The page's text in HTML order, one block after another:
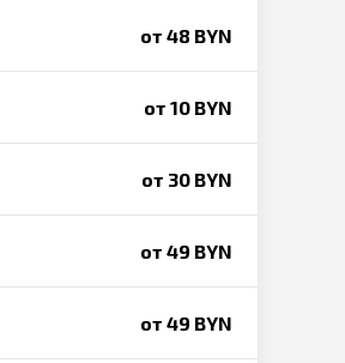
от 48 BYN
от 10 BYN
от 30 BYN
от 49 BYN
от 49 BYN